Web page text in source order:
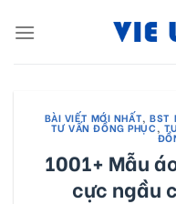
BÀI VIẾT MỚI NHẤT,BST
TƯ VẤN ĐỒNG PHỤC,
1001+ Mẫu
cực ngầu